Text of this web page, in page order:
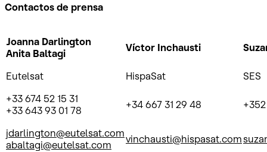
Contactos de prensa
Joanna Darlington
Anita Baltagi
Víctor Inchausti
Eutelsat HispaSat
SES
+33 674 52 15 31
+33 643 93 01 78
+34 667 31 29 48
jdarlington@eutelsat.com
abaltagi@eutelsat.com
vinchausti@hispasat.com